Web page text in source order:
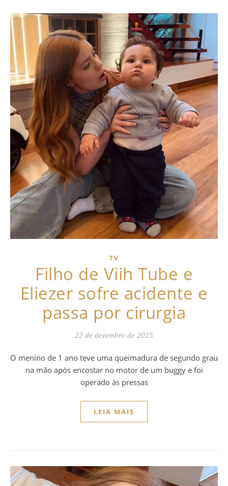
TV
Filho de Viih Tube e
Eliezer sofre acidente e
passa por cirurgia
22 de dezembro de 2025
O menino de 1 ano teve uma queimadura de segundo grau
na mão após encostar no motor de um buggy e foi
operado às pressas
LEIA MAIS